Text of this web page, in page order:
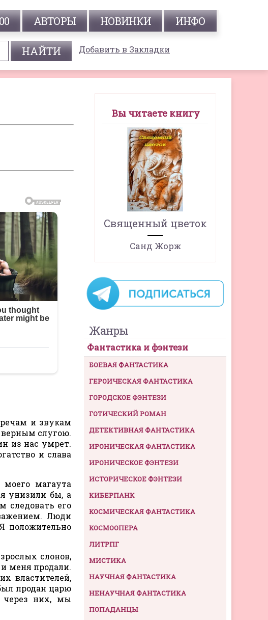
АВТОРЫ НОВИНКИ ИНФО
Добавить в Закладки
и звукам
верным слугою.
из нас умрет.
и слава
магаута
унизили бы, а
следовать его
Люди
положительно
слонов,
меня продали.
властителей,
продан царю
через них, мы
Вы читаете книгу
Священный цветок
Санд Жорж
Жанры
Фантастика и фэнтези
БОЕВАЯ ФАНТАСТИКА
ГЕРОИЧЕСКАЯ ФАНТАСТИКА
ГОРОДСКОЕ ФЭНТЕЗИ
ГОТИЧЕСКИЙ РОМАН
ДЕТЕКТИВНАЯ ФАНТАСТИКА
ИРОНИЧЕСКАЯ ФАНТАСТИКА
ИРОНИЧЕСКОЕ ФЭНТЕЗИ
ИСТОРИЧЕСКОЕ ФЭНТЕЗИ
КИБЕРПАНК
КОСМИЧЕСКАЯ ФАНТАСТИКА
КОСМООПЕРА
ЛИТРПГ
МИСТИКА
НАУЧНАЯ ФАНТАСТИКА
НЕНАУЧНАЯ ФАНТАСТИКА
ПОПАДАНЦЫ